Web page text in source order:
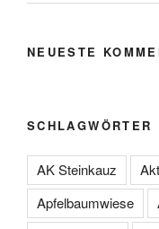
NEUESTE
SCHLAGWÖRTER
AK Steinkauz
Apfelbaumwiese